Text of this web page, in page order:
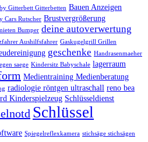
Gitterbett Gitterbetten Bauen Anzeigen
Cars Rutscher Brustvergrößerung
Bumper deine autoverwertung
Aushilfsfahrer Gaskugelgrill Grillen
geschenke Handrasenmaeher
saege Kindersitz Babyschale lagerraum
Medientraining Medienberatung
radiologie röntgen ultraschall reno bea
Kinderspielzeug Schlüsseldienst
Schlüssel
Spiegelreflexkamera stichsäge stichsägen